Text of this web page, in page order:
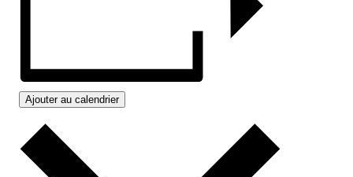
Ajouter au calendrier